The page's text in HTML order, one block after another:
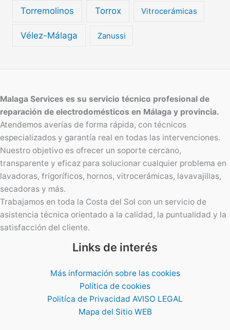
Torremolinos Torrox Vitrocerámicas
Vélez-Málaga Zanussi
Malaga Services es su servicio técnico profesional de
reparación de electrodomésticos en Málaga y provincia.
Atendemos averías de forma rápida, con técnicos
especializados y garantía real en todas las intervenciones.
Nuestro objetivo es ofrecer un soporte cercano,
transparente y eficaz para solucionar cualquier problema en
lavadoras, frigoríficos, hornos, vitrocerámicas, lavavajillas,
secadoras y más.
Trabajamos en toda la Costa del Sol con un servicio de
asistencia técnica orientado a la calidad, la puntualidad y la
satisfacción del cliente.
Links de interés
Más información sobre las cookies
Política de cookies
Politíca de Privacidad AVISO LEGAL
Mapa del Sitio WEB